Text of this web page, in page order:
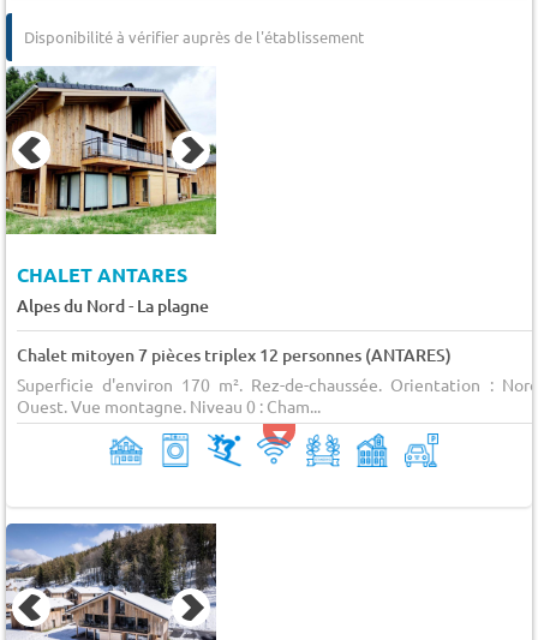
Disponibilité à vérifier auprès de l'établissement
CHALET ANTARES
Alpes du Nord- La plagne
Chalet mitoyen 7 pièces triplex 12 personnes (ANTARES)
Superficie d'environ 170 m². Rez-de-chaussée. Orientation :
Ouest. Vue montagne. Niveau 0 : Cham...